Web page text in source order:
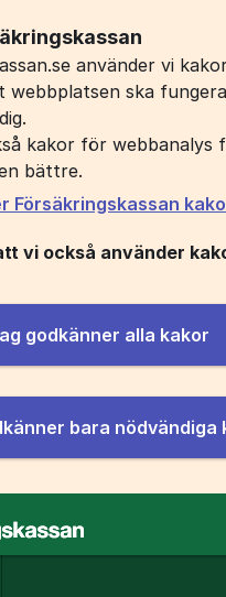
använder vi
webbplatsen ska
kakor för webbanalys
bättre.
Försäkringskassan
vi också använder
godkänner alla kakor
bara nödvändiga